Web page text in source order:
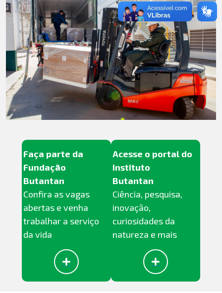
Faça parte da
Fundação
Butantan
Confira as vagas
abertas e venha
trabalhar a serviço
da vida
Acesse o portal do
Instituto
Butantan
Ciência, pesquisa,
inovação,
curiosidades da
natureza e mais